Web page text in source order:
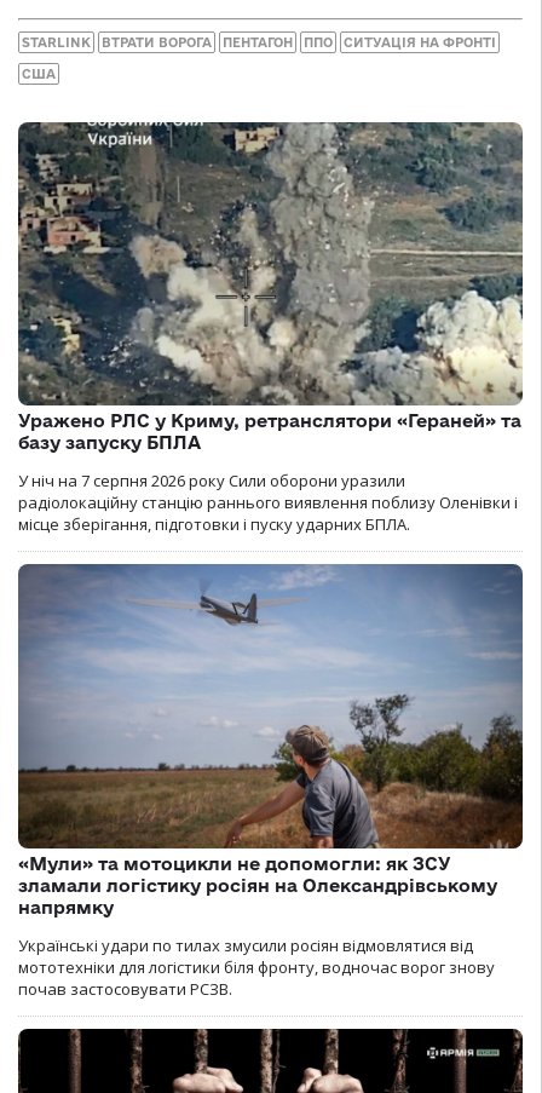
STARLINK ВТРАТИ ВОРОГА ПЕНТАГОН ППО СИТУАЦІЯ НА ФРОНТІ
США
Уражено РЛС у Криму, ретранслятори «Гераней» та
базу запуску БПЛА
У ніч на 7 серпня 2026 року Сили оборони уразили
радіолокаційну станцію раннього виявлення поблизу Оленівки і
місце зберігання, підготовки і пуску ударних БПЛА.
«Мули» та мотоцикли не допомогли: як ЗСУ
зламали логістику росіян на Олександрівському
напрямку
Українські удари по тилах змусили росіян відмовлятися від
мототехніки для логістики біля фронту, водночас ворог знову
почав застосовувати РСЗВ.